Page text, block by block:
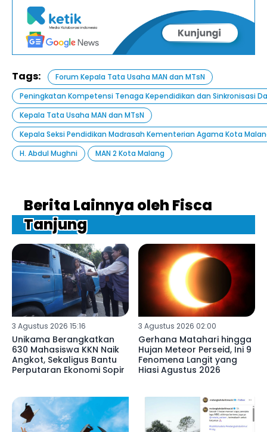
Tags:
Forum Kepala Tata Usaha MAN dan MTsN
Peningkatan Kompetensi Tenaga Kependidikan dan Sinkronisasi
Kepala Tata Usaha MAN dan MTsN
Kepala Seksi Pendidikan Madrasah Kementerian Agama Kota
H. Abdul Mughni
MAN 2 Kota Malang
Berita Lainnya oleh Fisca
Tanjung
3 Agustus 2026 15:16
Unikama Berangkatkan
630 Mahasiswa KKN Naik
Angkot, Sekaligus Bantu
Perputaran Ekonomi Sopir
3 Agustus 2026 02:00
Gerhana Matahari hingga
Hujan Meteor Perseid, Ini 9
Fenomena Langit yang
Hiasi Agustus 2026